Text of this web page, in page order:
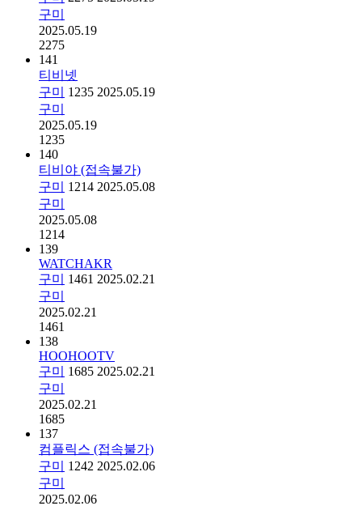
구미
2025.05.19
2275
141
티비넷
구미
1235 2025.05.19
구미
2025.05.19
1235
140
티비야 (접속불가)
구미
1214 2025.05.08
구미
2025.05.08
1214
139
WATCHAKR
구미
1461 2025.02.21
구미
2025.02.21
1461
138
HOOHOOTV
구미
1685 2025.02.21
구미
2025.02.21
1685
137
컴플릭스 (접속불가)
구미
1242 2025.02.06
구미
2025.02.06